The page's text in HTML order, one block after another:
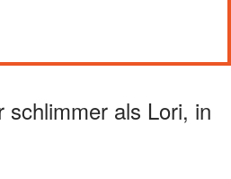
schlimmer als Lori, in